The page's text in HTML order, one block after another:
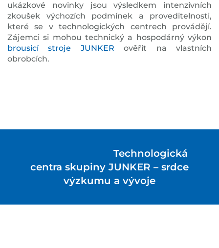
ukázkové novinky jsou výsledkem intenzivních
zkoušek výchozích podmínek a proveditelnosti,
které se v technologických centrech provádějí.
Zájemci si mohou technický a hospodárný výkon
brousicí stroje
JUNKER ověřit na vlastních
obrobcích.
Technologická
centra skupiny JUNKER – srdce
výzkumu a vývoje